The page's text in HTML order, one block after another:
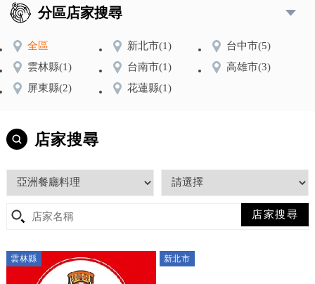
分區店家搜尋
全區 新北市(1) 台中市(5)
雲林縣(1) 台南市(1) 高雄市(3)
屏東縣(2) 花蓮縣(1)
店家搜尋
雲林縣 新北市